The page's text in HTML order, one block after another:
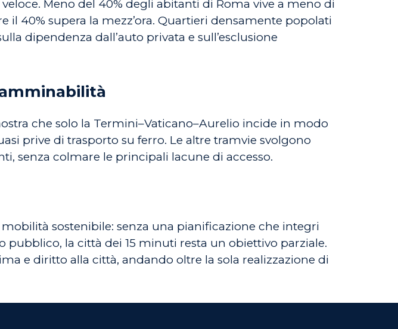
Meno del 40% degli abitanti di Roma vive a meno di
40% supera la mezz’ora. Quartieri densamente popolati
dipendenza dall’auto privata e sull’esclusione
che solo la Termini–Vaticano–Aurelio incide in modo
prive di trasporto su ferro. Le altre tramvie svolgono
senza colmare le principali lacune di accesso.
sostenibile: senza una pianificazione che integri
la città dei 15 minuti resta un obiettivo parziale.
e diritto alla città, andando oltre la sola realizzazione di